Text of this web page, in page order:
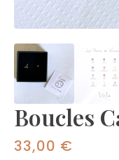
Boucles
33,00 €